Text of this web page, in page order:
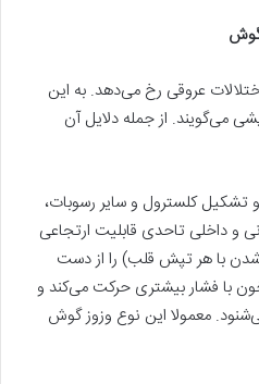
گوش
عروقی رخ می‌دهد. به این
می‌گویند. از جمله دلایل آن
تشکیل کلسترول و سایر رسوبات،
و داخلی تاحدی قابلیت ارتجاعی
با هر تپش قلب) را از دست
با فشار بیشتری حرکت می‌کند و
معمولا این نوع وزوز گوش